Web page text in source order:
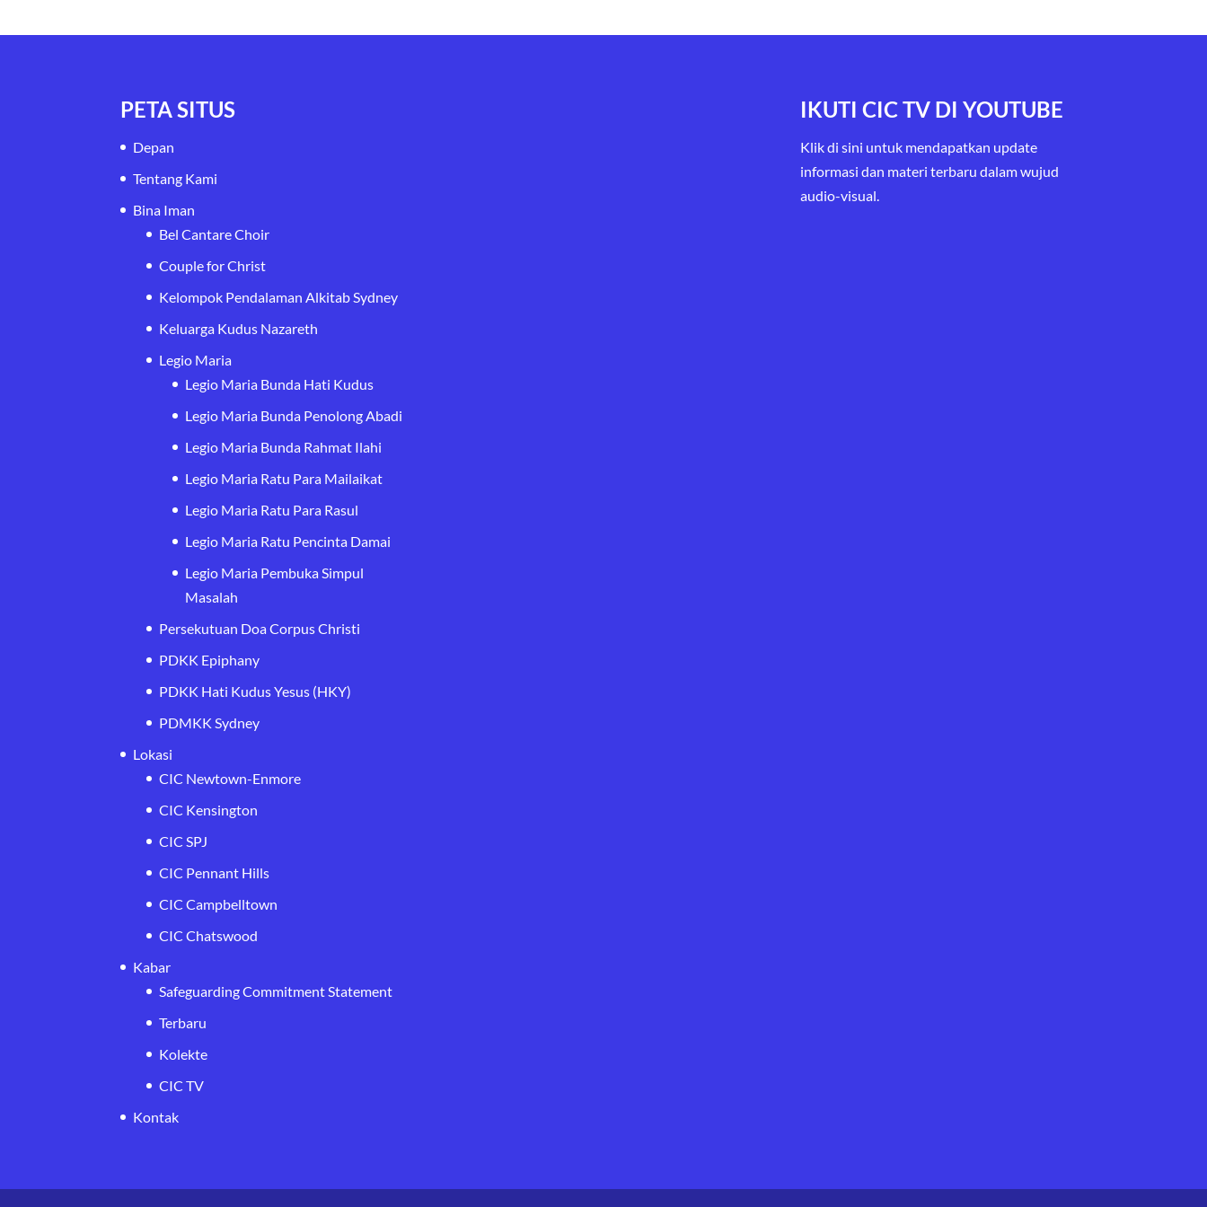
PETA SITUS
Depan
Tentang Kami
Bina Iman
Bel Cantare Choir
Couple for Christ
Kelompok Pendalaman Alkitab Sydney
Keluarga Kudus Nazareth
Legio Maria
Legio Maria Bunda Hati Kudus
Legio Maria Bunda Penolong Abadi
Legio Maria Bunda Rahmat Ilahi
Legio Maria Ratu Para Mailaikat
Legio Maria Ratu Para Rasul
Legio Maria Ratu Pencinta Damai
Legio Maria Pembuka Simpul
Masalah
Persekutuan Doa Corpus Christi
PDKK Epiphany
PDKK Hati Kudus Yesus (HKY)
PDMKK Sydney
Lokasi
CIC Newtown-Enmore
CIC Kensington
CIC SPJ
CIC Pennant Hills
CIC Campbelltown
CIC Chatswood
Kabar
Safeguarding Commitment Statement
Terbaru
Kolekte
CIC TV
Kontak
IKUTI CIC TV DI YOUTUBE
Klik di sini untuk mendapatkan update
informasi dan materi terbaru dalam wujud
audio-visual.